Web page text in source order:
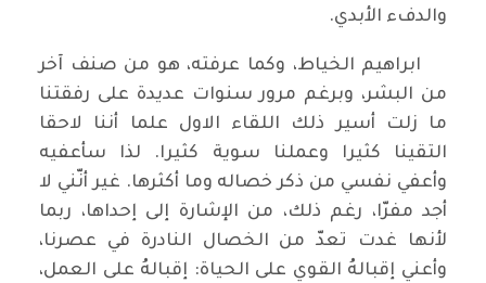
والدفء الأبدي.
ابراهيم الخياط، وكما عرفته، هو من صنف آخر
من البشر، وبرغم مرور سنوات عديدة على رفقتنا
ما زلت أسير ذلك اللقاء الاول علما أننا لاحقا
التقينا كثيرا وعملنا سوية كثيرا. لذا سأعفيه
وأعفي نفسي من ذكر خصاله وما أكثرها. غير أنّني لا
أجد مفرّا، رغم ذلك، من الإشارة إلى إحداها، ربما
لأنها غدت تعدّ من الخصال النادرة في عصرنا،
وأعني إقبالهُ القوي على الحياة: إقبالهُ على العمل،